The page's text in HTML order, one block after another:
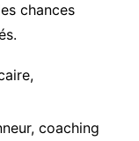
chances
coaching